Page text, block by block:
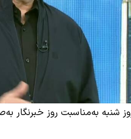
به‌مناسبت روز خبرنگار